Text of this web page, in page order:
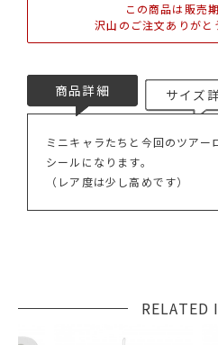
この商品は販売
沢山のご注文ありがと
商品詳細 サイズ
ミニキャラたちと今回のツアー
シールになります。
（レア度は少し高めです）
RELATED